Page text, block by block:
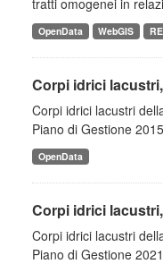
tratti omogenei in
OpenData WebGIS
Corpi idrici
Corpi idrici lacustri
Piano di Gestione 2015
OpenData
Corpi idrici lacustri,
Corpi idrici lacustri
Piano di Gestione 2021